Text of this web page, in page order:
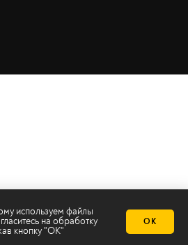
используем файлы
на обработку
кнопку "ОК"
ОК